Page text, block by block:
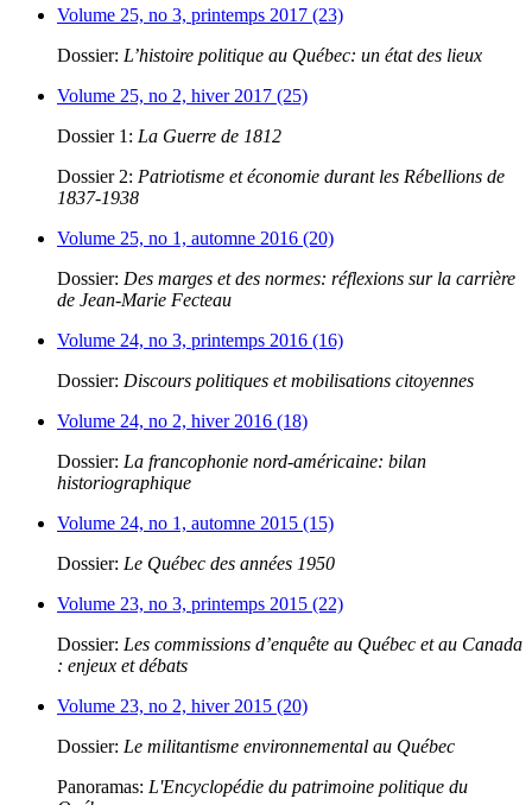
Volume 25, no 3, printemps 2017 (23)
Dossier: L’histoire politique au Québec: un état des lieux
Volume 25, no 2, hiver 2017 (25)
Dossier 1: La Guerre de 1812
Dossier 2: Patriotisme et économie durant les Rébellions de
1837-1938
Volume 25, no 1, automne 2016 (20)
Dossier: Des marges et des normes: réflexions sur la carrière
de Jean-Marie Fecteau
Volume 24, no 3, printemps 2016 (16)
Dossier: Discours politiques et mobilisations citoyennes
Volume 24, no 2, hiver 2016 (18)
Dossier: La francophonie nord-américaine: bilan
historiographique
Volume 24, no 1, automne 2015 (15)
Dossier: Le Québec des années 1950
Volume 23, no 3, printemps 2015 (22)
Dossier: Les commissions d’enquête au Québec et au Canada
: enjeux et débats
Volume 23, no 2, hiver 2015 (20)
Dossier: Le militantisme environnemental au Québec
Panoramas: L'Encyclopédie du patrimoine politique du